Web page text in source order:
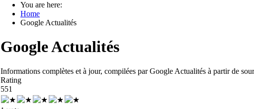
You are here:
Home
Google Actualités
Google Actualités
Informations complètes et à jour, compilées par Google Actualités à partir de
Rating
551